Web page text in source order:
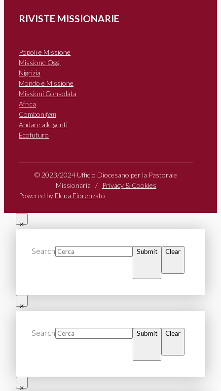
RIVISTE MISSIONARIE
Popoli e Missione
Missione Oggi
Nigrizia
Mondo e Missione
Missioni Consolata
Africa
Combonifem
Andare alle genti
Ecofuturo
© 2023/2024 Ufficio Diocesano per la Pastorale
Missionaria /
Privacy & Cookies
Powered by Elena Fiorenzato
Search Submit Clear
Search Submit Clear